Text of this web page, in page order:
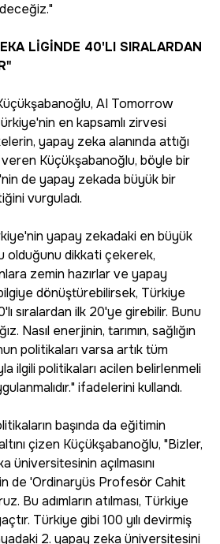
LİGİNDE 40'LI SIRALARDAN
AI Tomorrow
en kapsamlı zirvesi
yapay zeka alanında attığı
veren Küçükşabanoğlu, böyle bir
de yapay zekada büyük bir
vurguladı.
yapay zekadaki en büyük
olduğunu dikkati çekerek,
zemin hazırlar ve yapay
dönüştürebilirsek, Türkiye
sıralardan ilk 20'ye girebilir. Bunu
Nasıl enerjinin, tarımın, sağlığın
politikaları varsa artık tüm
ilgili politikaları acilen belirlenmeli
ifadelerini kullandı.
başında da eğitimin
çizen Küçükşabanoğlu, "Bizler,
üniversitesinin açılmasını
de 'Ordinaryüs Profesör Cahit
Bu adımların atılması, Türkiye
Türkiye gibi 100 yılı devirmiş
2. yapay zeka üniversitesini